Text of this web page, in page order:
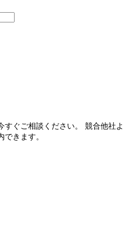
すぐご相談ください。 競合他社よ
きます。